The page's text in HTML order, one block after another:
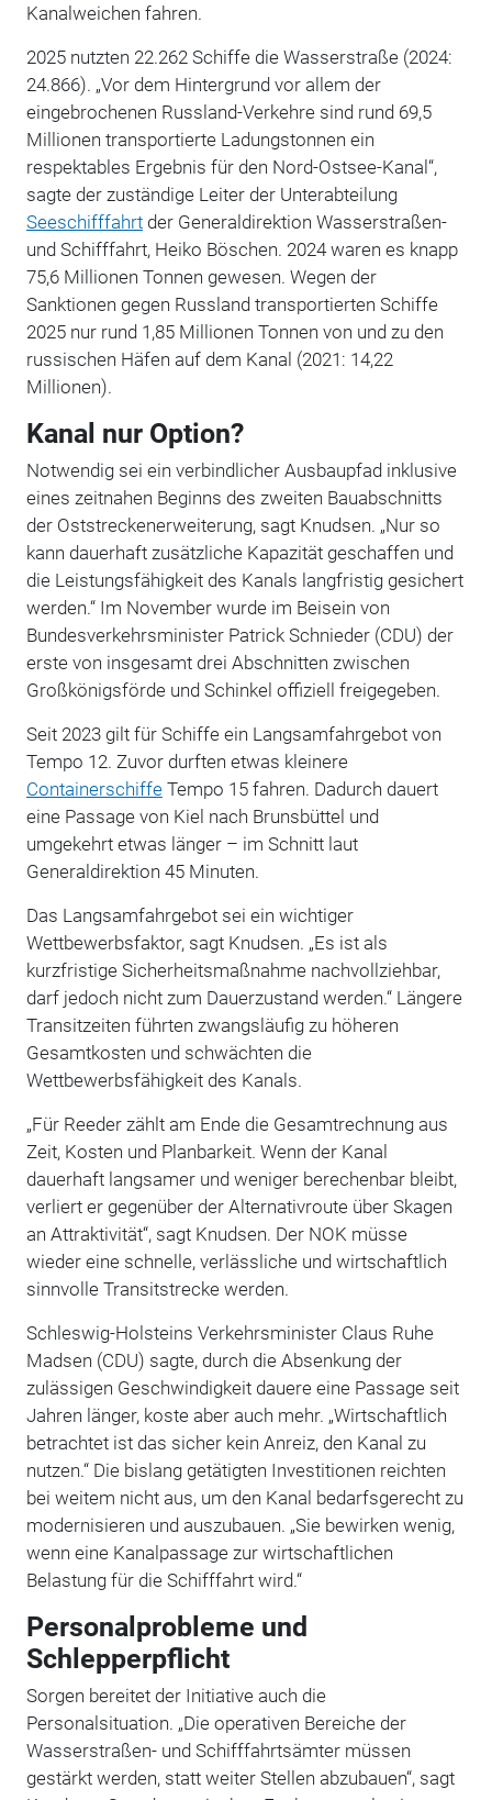
Kanalweichen fahren.
2025 nutzten 22.262 Schiffe die Wasserstraße (2024:
24.866). „Vor dem Hintergrund vor allem der
eingebrochenen Russland-Verkehre sind rund 69,5
Millionen transportierte Ladungstonnen ein
respektables Ergebnis für den Nord-Ostsee-Kanal“,
sagte der zuständige Leiter der Unterabteilung
Seeschifffahrtder Generaldirektion Wasserstraßen-
und Schifffahrt, Heiko Böschen. 2024 waren es knapp
75,6 Millionen Tonnen gewesen. Wegen der
Sanktionen gegen Russland transportierten Schiffe
2025 nur rund 1,85 Millionen Tonnen von und zu den
russischen Häfen auf dem Kanal (2021: 14,22
Millionen).
Kanal nur Option?
Notwendig sei ein verbindlicher Ausbaupfad inklusive
eines zeitnahen Beginns des zweiten Bauabschnitts
der Oststreckenerweiterung, sagt Knudsen. „Nur so
kann dauerhaft zusätzliche Kapazität geschaffen und
die Leistungsfähigkeit des Kanals langfristig gesichert
werden.“ Im November wurde im Beisein von
Bundesverkehrsminister Patrick Schnieder (CDU) der
erste von insgesamt drei Abschnitten zwischen
Großkönigsförde und Schinkel offiziell freigegeben.
Seit 2023 gilt für Schiffe ein Langsamfahrgebot von
Tempo 12. Zuvor durften etwas kleinere
ContainerschiffeTempo 15 fahren. Dadurch dauert
eine Passage von Kiel nach Brunsbüttel und
umgekehrt etwas länger – im Schnitt laut
Generaldirektion 45 Minuten.
Das Langsamfahrgebot sei ein wichtiger
Wettbewerbsfaktor, sagt Knudsen. „Es ist als
kurzfristige Sicherheitsmaßnahme nachvollziehbar,
darf jedoch nicht zum Dauerzustand werden.“ Längere
Transitzeiten führten zwangsläufig zu höheren
Gesamtkosten und schwächten die
Wettbewerbsfähigkeit des Kanals.
„Für Reeder zählt am Ende die Gesamtrechnung aus
Zeit, Kosten und Planbarkeit. Wenn der Kanal
dauerhaft langsamer und weniger berechenbar bleibt,
verliert er gegenüber der Alternativroute über Skagen
an Attraktivität“, sagt Knudsen. Der NOK müsse
wieder eine schnelle, verlässliche und wirtschaftlich
sinnvolle Transitstrecke werden.
Schleswig-Holsteins Verkehrsminister Claus Ruhe
Madsen (CDU) sagte, durch die Absenkung der
zulässigen Geschwindigkeit dauere eine Passage seit
Jahren länger, koste aber auch mehr. „Wirtschaftlich
betrachtet ist das sicher kein Anreiz, den Kanal zu
nutzen.“ Die bislang getätigten Investitionen reichten
bei weitem nicht aus, um den Kanal bedarfsgerecht zu
modernisieren und auszubauen. „Sie bewirken wenig,
wenn eine Kanalpassage zur wirtschaftlichen
Belastung für die Schifffahrt wird.“
Personalprobleme und
Schlepperpflicht
Sorgen bereitet der Initiative auch die
Personalsituation. „Die operativen Bereiche der
Wasserstraßen- und Schifffahrtsämter müssen
gestärkt werden, statt weiter Stellen abzubauen“, sagt